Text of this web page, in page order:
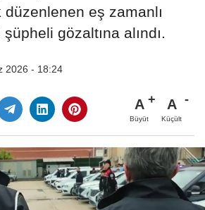
eş zamanlı
gözaltına alındı.
2026 - 18:24
A
Büyüt
A
Küçült